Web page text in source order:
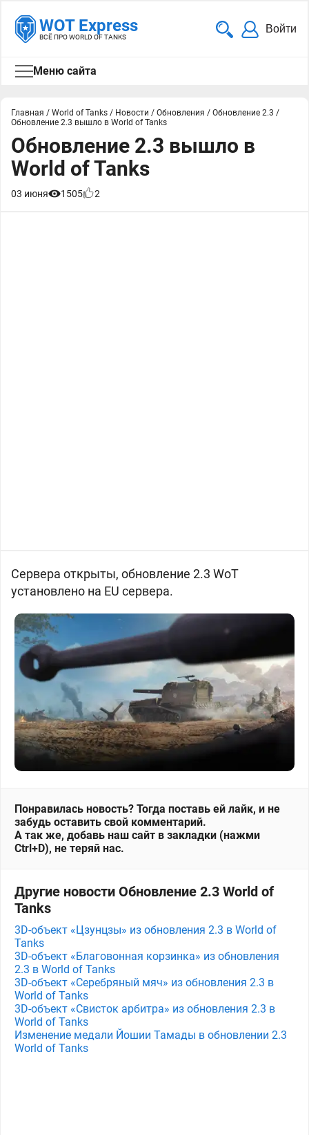
WOT Express
ВСЁ ПРО WORLD OF TANKS
Войти
Меню сайта
Главная / World of Tanks / Новости / Обновления / Обновление 2.3 /
Обновление 2.3 вышло в World of Tanks
Обновление 2.3 вышло в
World of Tanks
03 июня 1505 2
Сервера открыты, обновление 2.3 WoT
установлено на EU сервера.
Понравилась новость? Тогда поставь ей лайк, и не
забудь оставить свой комментарий.
А так же, добавь наш сайт в закладки (нажми
Ctrl+D), не теряй нас.
Другие новости Обновление 2.3 World of
Tanks
3D-объект «Цзунцзы» из обновления 2.3 в World of
Tanks
3D-объект «Благовонная корзинка» из обновления
2.3 в World of Tanks
3D-объект «Серебряный мяч» из обновления 2.3 в
World of Tanks
3D-объект «Свисток арбитра» из обновления 2.3 в
World of Tanks
Изменение медали Йошии Тамады в обновлении 2.3
World of Tanks